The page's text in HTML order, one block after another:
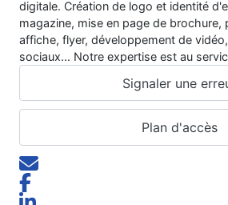
digitale. Création de logo et identité
magazine, mise en page de brochure,
affiche, flyer, développement de
sociaux... Notre expertise est au
Signaler une
Plan d'accès